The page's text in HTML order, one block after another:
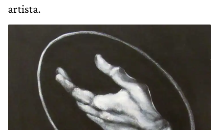
artista.